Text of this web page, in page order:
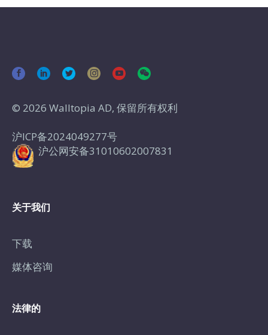
© 2026 Walltopia AD, 保留所有权利
沪ICP备2024049277号
沪公网安备31010602007831
关于我们
下载
媒体咨询
法律的